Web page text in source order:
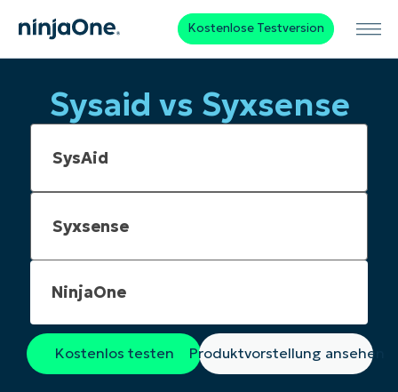
Kostenlose Testversion
Sysaid vs Syxsense
NinjaOne
Kostenlos testen Produktvorstellung ansehen